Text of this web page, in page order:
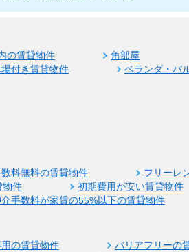
の賃貸物件
角部屋
付き賃貸物件
ベランダ・バ
料無料の賃貸物件
フリーレ
物件 初期費用が安い賃貸物件
手数料が家賃の55%以下の賃貸物件
の賃貸物件
バリアフリーの